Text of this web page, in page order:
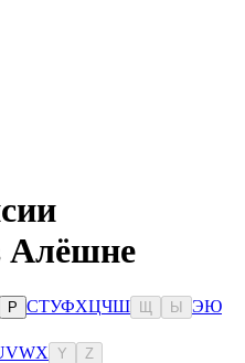
Алёшне
Р СТУФХЦЧШ Ы ЭЮ
VWX Y Z